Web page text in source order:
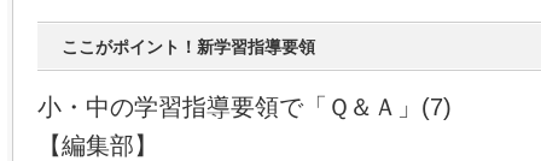
ここがポイント！新学習指導要領
小・中の学習指導要領で「Ｑ＆Ａ」(7)
【編集部】